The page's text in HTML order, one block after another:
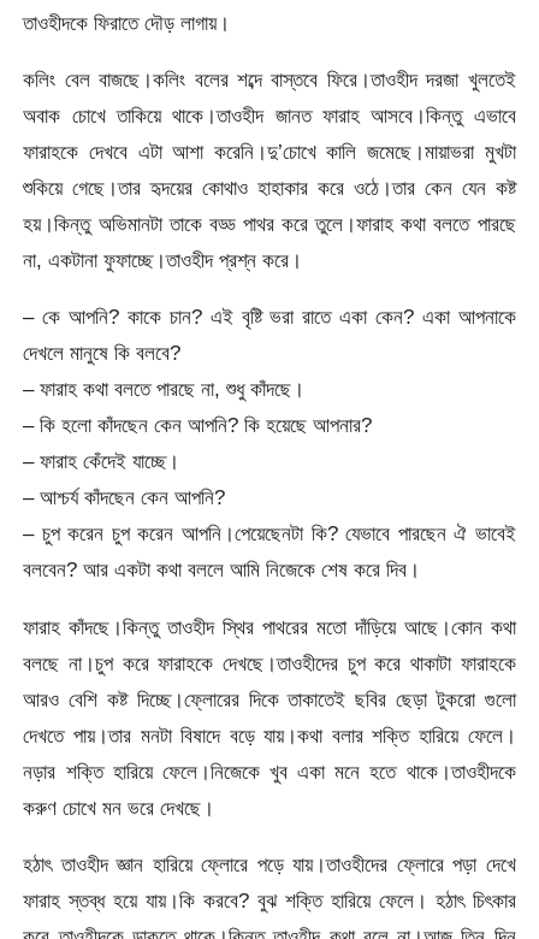
তাওহীদকে ফিরাতে দৌড় লাগায়।
কলিং বেল বাজছে।কলিং বলের শব্দে বাস্তবে ফিরে।তাওহীদ দরজা খুলতেই
অবাক চোখে তাকিয়ে থাকে।তাওহীদ জানত ফারাহ আসবে।কিন্তু এভাবে
ফারাহকে দেখবে এটা আশা করেনি।দু’চোখে কালি জমেছে।মায়াভরা মুখটা
শুকিয়ে গেছে।তার হৃদয়ের কোথাও হাহাকার করে ওঠে।তার কেন যেন কষ্ট
হয়।কিন্তু অভিমানটা তাকে বড্ড পাথর করে তুলে।ফারাহ কথা বলতে পারছে
না, একটানা ফুফাচ্ছে।তাওহীদ প্রশ্ন করে।
– কে আপনি? কাকে চান? এই বৃষ্টি ভরা রাতে একা কেন? একা আপনাকে
দেখলে মানুষে কি বলবে?
– ফারাহ কথা বলতে পারছে না, শুধু কাঁদছে।
– কি হলো কাঁদছেন কেন আপনি? কি হয়েছে আপনার?
– ফারাহ কেঁদেই যাচ্ছে।
– আশ্চর্য কাঁদছেন কেন আপনি?
– চুপ করেন চুপ করেন আপনি।পেয়েছেনটা কি? যেভাবে পারছেন ঐ ভাবেই
বলবেন? আর একটা কথা বললে আমি নিজেকে শেষ করে দিব।
ফারাহ কাঁদছে।কিন্তু তাওহীদ স্থির পাথরের মতো দাঁড়িয়ে আছে।কোন কথা
বলছে না।চুপ করে ফারাহকে দেখছে।তাওহীদের চুপ করে থাকাটা ফারাহকে
আরও বেশি কষ্ট দিচ্ছে।ফ্লোরের দিকে তাকাতেই ছবির ছেড়া টুকরো গুলো
দেখতে পায়।তার মনটা বিষাদে বড়ে যায়।কথা বলার শক্তি হারিয়ে ফেলে।
নড়ার শক্তি হারিয়ে ফেলে।নিজেকে খুব একা মনে হতে থাকে।তাওহীদকে
করুণ চোখে মন ভরে দেখছে।
হঠাৎ তাওহীদ জ্ঞান হারিয়ে ফ্লোরে পড়ে যায়।তাওহীদের ফ্লোরে পড়া দেখে
ফারাহ স্তব্ধ হয়ে যায়।কি করবে? বুঝ শক্তি হারিয়ে ফেলে। হঠাৎ চিৎকার